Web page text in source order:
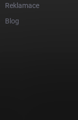
Reklamace
Blog